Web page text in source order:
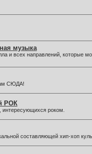
музыка
и всех направлений, которые
СЮДА!
РОК
роком.
составляющей хип-хоп